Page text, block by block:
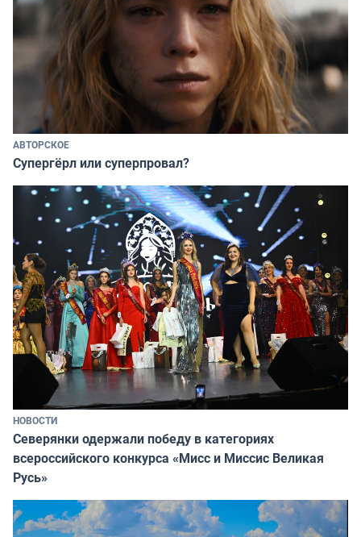
АВТОРСКОЕ
Супергёрл или суперпровал?
НОВОСТИ
Северянки одержали победу в категориях
всероссийского конкурса «Мисс и Миссис Великая
Русь»